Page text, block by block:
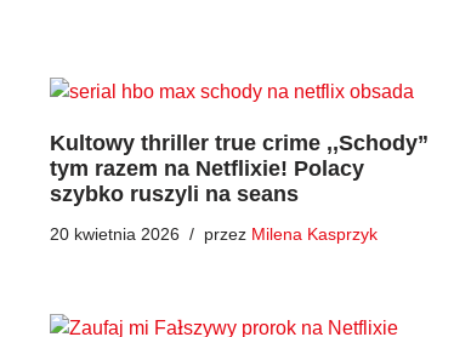
Kultowy thriller true crime ,,Schody”
tym razem na Netflixie! Polacy
szybko ruszyli na seans
20 kwietnia 2026 przez Milena Kasprzyk